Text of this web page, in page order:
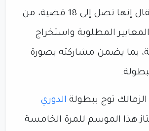
القدم، والتي يُقال إنها تصل إلى 18 قضية، من
المطلوبة واستخراج
بما يضمن مشاركته بصورة
الزمالك توج ببطولة الدوري
هذا الموسم للمرة الخامسة